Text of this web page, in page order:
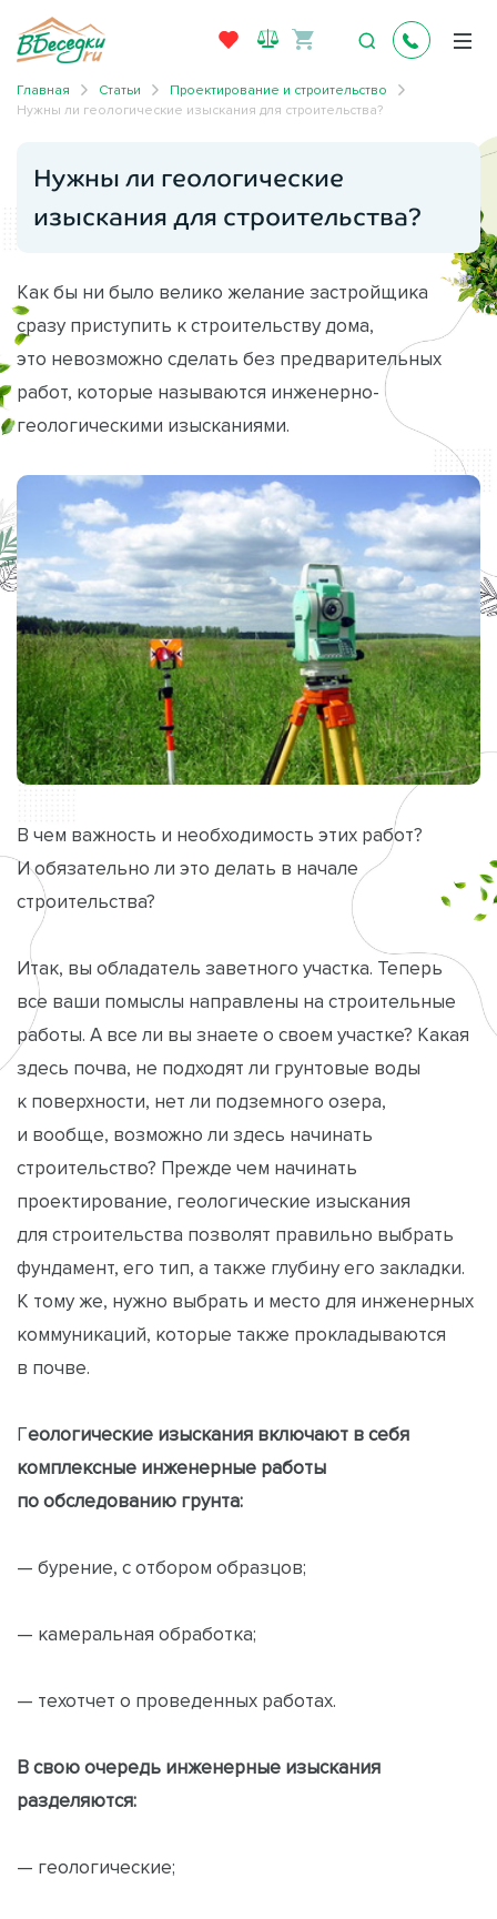
Главная Статьи
Проектирование и строительство
Нужны ли геологические изыскания для строительства?
Нужны ли геологические
изыскания для строительства?
Как бы ни было велико желание застройщика
сразу приступить к строительству дома,
это невозможно сделать без предварительных
работ, которые называются инженерно-
геологическими изысканиями.
В чем важность и необходимость этих работ?
И обязательно ли это делать в начале
строительства?
Итак, вы обладатель заветного участка. Теперь
все ваши помыслы направлены на строительные
работы. А все ли вы знаете о своем участке? Какая
здесь почва, не подходят ли грунтовые воды
к поверхности, нет ли подземного озера,
и вообще, возможно ли здесь начинать
строительство? Прежде чем начинать
проектирование, геологические изыскания
для строительства позволят правильно выбрать
фундамент, его тип, а также глубину его закладки.
К тому же, нужно выбрать и место для инженерных
коммуникаций, которые также прокладываются
в почве.
Геологические изыскания включают в себя
комплексные инженерные работы
по обследованию грунта:
— бурение, с отбором образцов;
— камеральная обработка;
— техотчет о проведенных работах.
В свою очередь инженерные изыскания
разделяются:
— геологические;